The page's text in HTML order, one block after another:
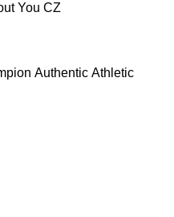
You CZ
Authentic Athletic